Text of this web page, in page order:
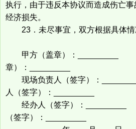
执行，由于违反本协议而造成伤亡
经济损失。
23．未尽事宜，双方根据具体情
甲方（盖章）：
章）：_________
现场负责人（签字）：
人（签字）：_________
经办人（签字）：
（签字）：_________